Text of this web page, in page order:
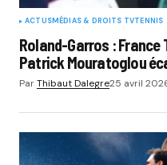
ACTUSMÉDIAS & DROITS TVTENNIS
Roland-Garros :
Patrick Mouratoglou
ParThibaut Dalegre25 avril